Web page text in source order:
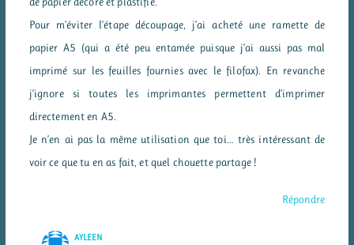
Pour m’éviter l’étape découpage, j’ai acheté une ramette de
papier A5 (qui a été peu entamée puisque j’ai aussi pas mal
imprimé sur les feuilles fournies avec le filofax). En revanche
j’ignore si toutes les imprimantes permettent d’imprimer
directement en A5.
Je n’en ai pas la même utilisation que toi… très intéressant de
voir ce que tu en as fait, et quel chouette partage !
Répondre
AYLEEN